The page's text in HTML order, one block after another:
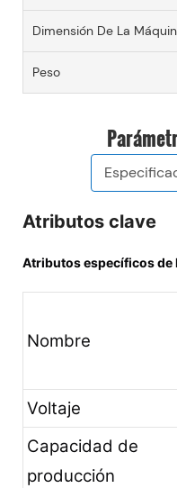
Dimensión De La
Peso
Atributos clave
Atributos específicos de
Nombre
Voltaje
Capacidad de
producción